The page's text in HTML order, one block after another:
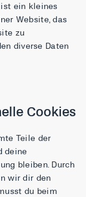
ist ein kleines
Website, das
zu
diverse Daten
Cookies
Teile der
deine
bleiben. Durch
wir dir den
du beim